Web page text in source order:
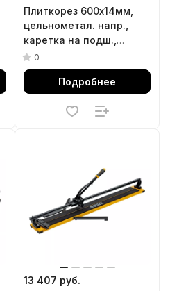
Плиткорез 600х14мм,
цельнометал. напр.,
каретка на подш.,
стальная станина,
рукоятка-пенал Denzel
0
Подробнее
13 407 руб.